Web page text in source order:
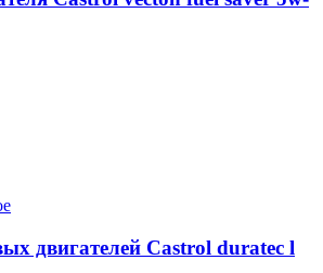
двигателей Castrol duratec l